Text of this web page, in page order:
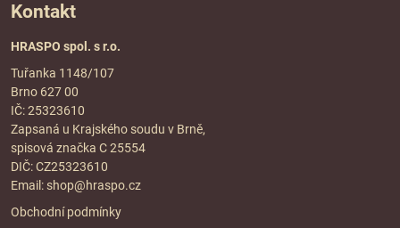
Kontakt
HRASPO spol. s r.o.
Tuřanka 1148/107
Brno 627 00
IČ: 25323610
Zapsaná u Krajského soudu v Brně,
spisová značka C 25554
DIČ: CZ25323610
Email: shop@hraspo.cz
Obchodní podmínky